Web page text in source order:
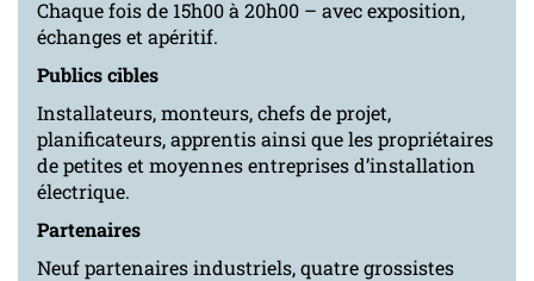
Chaque fois de 15h00 à 20h00 – avec exposition,
échanges et apéritif.
Publics cibles
Installateurs, monteurs, chefs de projet,
planificateurs, apprentis ainsi que les propriétaires
de petites et moyennes entreprises d’installation
électrique.
Partenaires
Neuf partenaires industriels, quatre grossistes